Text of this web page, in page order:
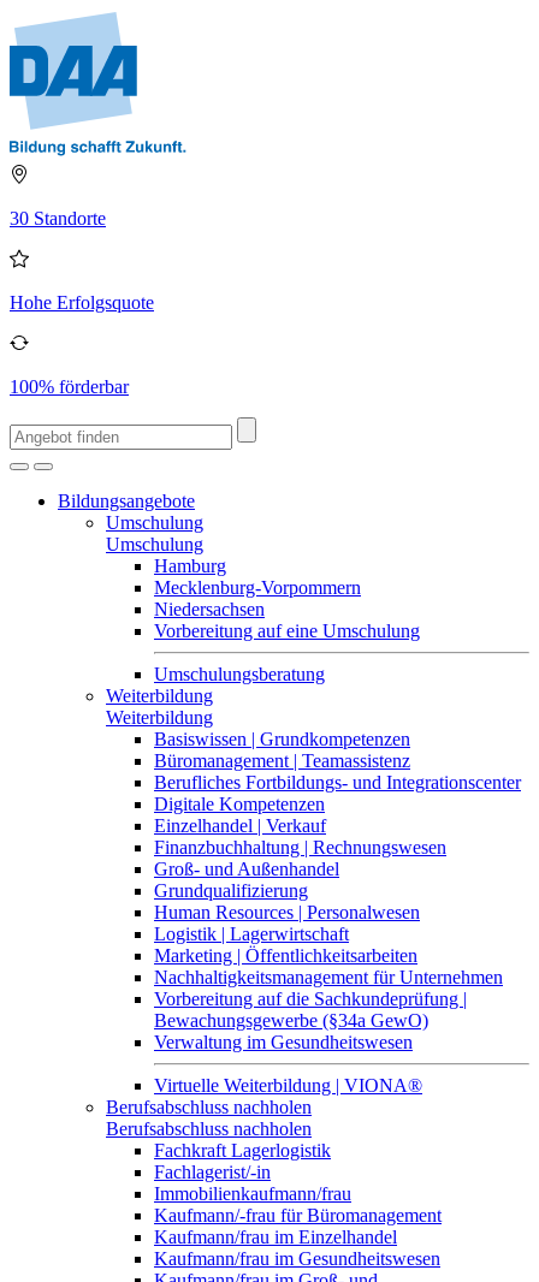
30 Standorte
Hohe Erfolgsquote
100% förderbar
Bildungsangebote
Umschulung
Umschulung
Hamburg
Mecklenburg-Vorpommern
Niedersachsen
Vorbereitung auf eine Umschulung
Umschulungsberatung
Weiterbildung
Weiterbildung
Basiswissen | Grundkompetenzen
Büromanagement | Teamassistenz
Berufliches Fortbildungs- und Integrationscenter
Digitale Kompetenzen
Einzelhandel | Verkauf
Finanzbuchhaltung | Rechnungswesen
Groß- und Außenhandel
Grundqualifizierung
Human Resources | Personalwesen
Logistik | Lagerwirtschaft
Marketing | Öffentlichkeitsarbeiten
Nachhaltigkeitsmanagement für Unternehmen
Vorbereitung auf die Sachkundeprüfung |
Bewachungsgewerbe (§34a GewO)
Verwaltung im Gesundheitswesen
Virtuelle Weiterbildung | VIONA®
Berufsabschluss nachholen
Berufsabschluss nachholen
Fachkraft Lagerlogistik
Fachlagerist/-in
Immobilienkaufmann/frau
Kaufmann/-frau für Büromanagement
Kaufmann/frau im Einzelhandel
Kaufmann/frau im Gesundheitswesen